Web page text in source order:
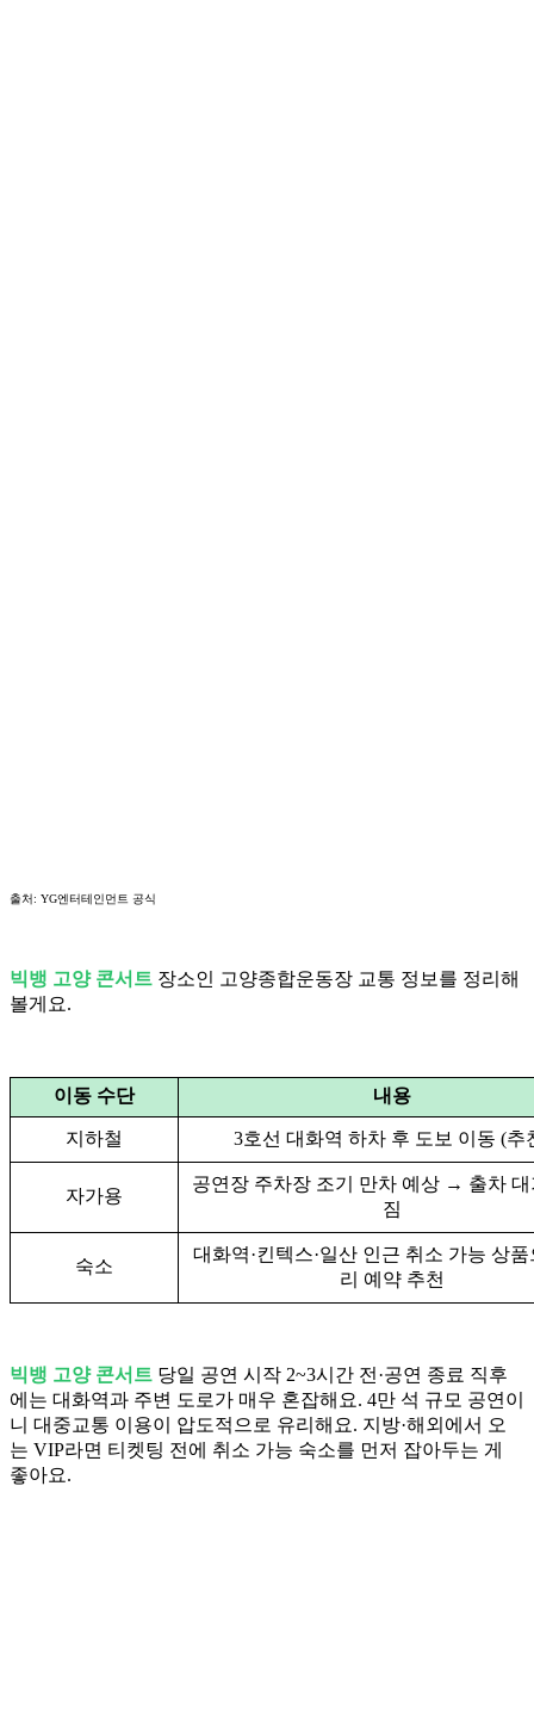
출처: YG엔터테인먼트 공식
빅뱅 고양 콘서트 장소인 고양종합운동장 교통 정보를 정리해
볼게요.
이동 수단 내용
지하철 3호선 대화역 하차 후 도보 이동 (추
자가용
공연장 주차장 조기 만차 예상 → 출차 대
짐
숙소
대화역·킨텍스·일산 인근 취소 가능 상
리 예약 추천
빅뱅 고양 콘서트 당일 공연 시작 2~3시간 전·공연 종료 직후
에는 대화역과 주변 도로가 매우 혼잡해요. 4만 석 규모 공연이
니 대중교통 이용이 압도적으로 유리해요. 지방·해외에서 오
는 VIP라면 티켓팅 전에 취소 가능 숙소를 먼저 잡아두는 게
좋아요.